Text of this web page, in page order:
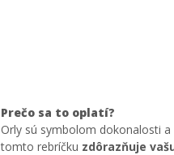
Prečo sa to oplatí?
Orly sú symbolom dokonalosti a
tomto rebríčku zdôrazňuje